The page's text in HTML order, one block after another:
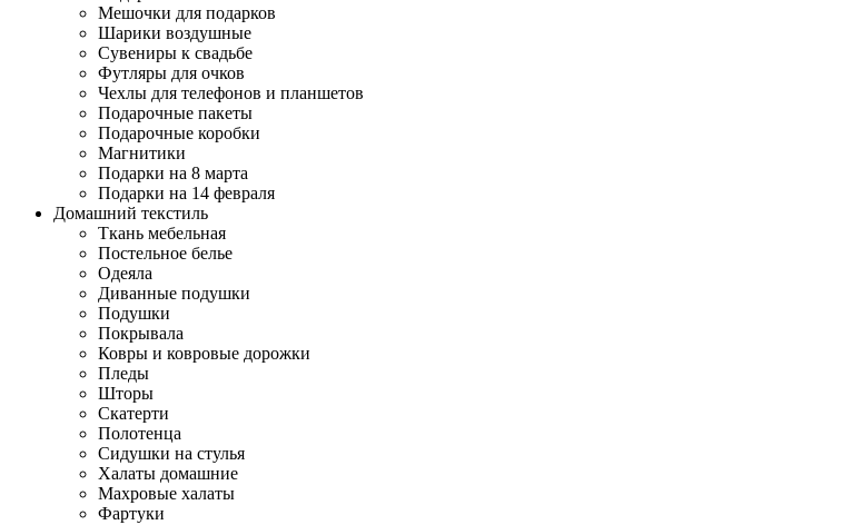
Мешочки для подарков
Шарики воздушные
Сувениры к свадьбе
Футляры для очков
Чехлы для телефонов и планшетов
Подарочные пакеты
Подарочные коробки
Магнитики
Подарки на 8 марта
Подарки на 14 февраля
Домашний текстиль
Ткань мебельная
Постельное белье
Одеяла
Диванные подушки
Подушки
Покрывала
Ковры и ковровые дорожки
Пледы
Шторы
Скатерти
Полотенца
Сидушки на стулья
Халаты домашние
Махровые халаты
Фартуки